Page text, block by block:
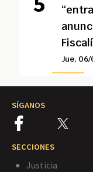
Jue,
SÍGANOS
SECCIONES
Justicia